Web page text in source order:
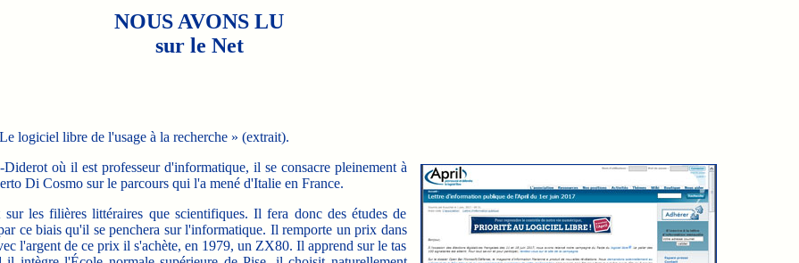
NOUS AVONS LU
sur le Net
logiciel libre de l'usage à la recherche » (extrait).
où il est professeur d'informatique, il se consacre pleinement à
Di Cosmo sur le parcours qui l'a mené d'Italie en France.
les filières littéraires que scientifiques. Il fera donc des études de
ce biais qu'il se penchera sur l'informatique. Il remporte un prix dans
l'argent de ce prix il s'achète, en 1979, un ZX80. Il apprend sur le tas